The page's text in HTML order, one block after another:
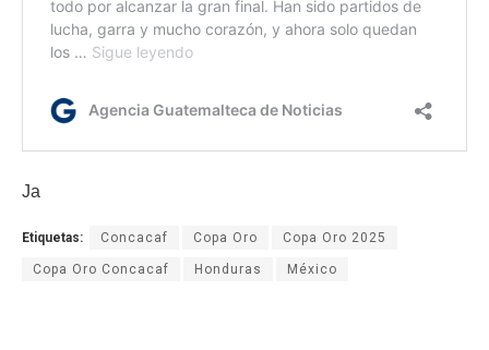
Ja
Etiquetas: Concacaf Copa Oro Copa Oro 2025
Copa Oro Concacaf Honduras México